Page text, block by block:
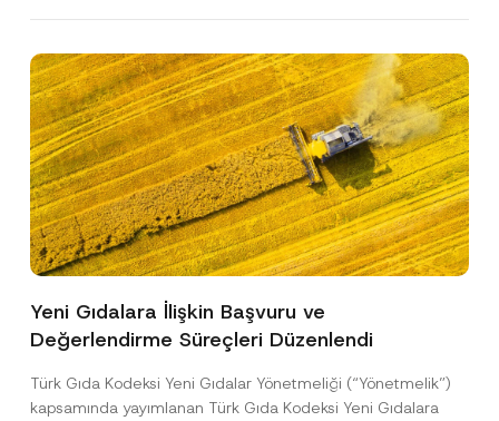
Yeni Gıdalara İlişkin Başvuru ve
Değerlendirme Süreçleri Düzenlendi
Türk Gıda Kodeksi Yeni Gıdalar Yönetmeliği (“Yönetmelik”)
kapsamında yayımlanan Türk Gıda Kodeksi Yeni Gıdalara
c
*
*